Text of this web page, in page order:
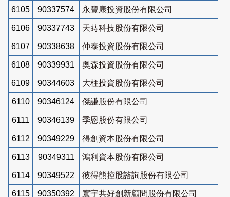
6105 90337574 永豐康投資股份有限公司
6106 90337743 天蒔科技股份有限公司
6107 90338638 仲泰投資股份有限公司
6108 90339931 奧森投資股份有限公司
6109 90344603 大柱投資股份有限公司
6110 90346124 傑謙股份有限公司
6111 90346139 季恩股份有限公司
6112 90349229 得創資本股份有限公司
6113 90349311 鴻利資本股份有限公司
6114 90349522 彼得熊控股諮詢股份有限公司
6115 90350392 寰宇共好創新顧問股份有限公司